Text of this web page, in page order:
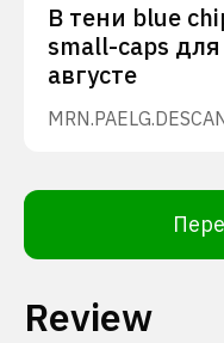
В тени blue
small-caps
августе
MRN.PAELG.DE
Review